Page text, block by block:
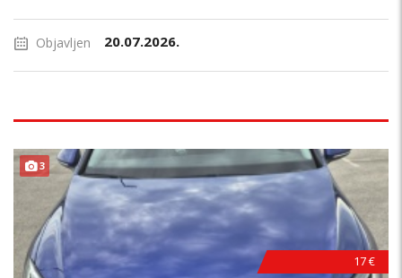
Objavljen 20.07.2026.
3
17 €